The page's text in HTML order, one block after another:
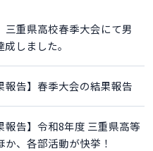
三重県高校春季大会にて男
しました。
報告】春季大会の結果報告
報告】令和8年度 三重県高等
、各部活動が快挙！